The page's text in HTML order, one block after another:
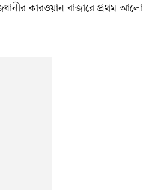
কারওয়ান বাজারে প্রথম আলো